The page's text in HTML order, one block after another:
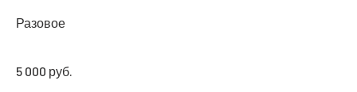
Разовое
5 000 руб.